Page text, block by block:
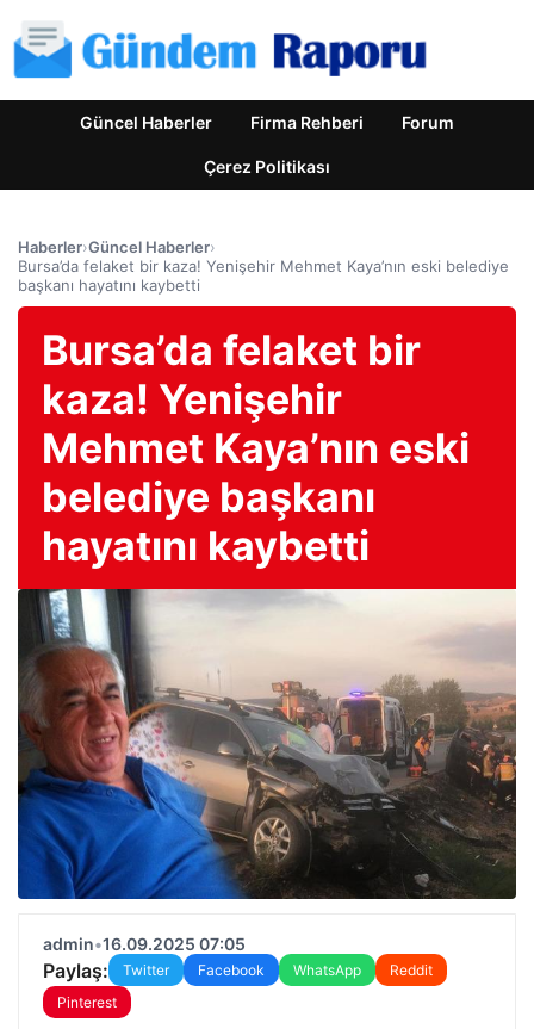
Güncel Haberler Firma Rehberi Forum
Çerez Politikası
Haberler›Güncel Haberler›
Bursa’da felaket bir kaza! Yenişehir Mehmet Kaya’nın eski belediye
başkanı hayatını kaybetti
Bursa’da felaket bir
kaza! Yenişehir
Mehmet Kaya’nın eski
belediye başkanı
hayatını kaybetti
admin•16.09.2025 07:05
Paylaş: Twitter Facebook WhatsApp
Reddit
Pinterest